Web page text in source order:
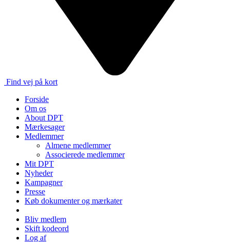
Find vej på kort
Forside
Om os
About DPT
Mærkesager
Medlemmer
Almene medlemmer
Associerede medlemmer
Mit DPT
Nyheder
Kampagner
Presse
Køb dokumenter og mærkater
Bliv medlem
Skift kodeord
Log af